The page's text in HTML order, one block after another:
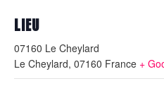
LIEU
07160 Le Cheylard
Le Cheylard, 07160 France +